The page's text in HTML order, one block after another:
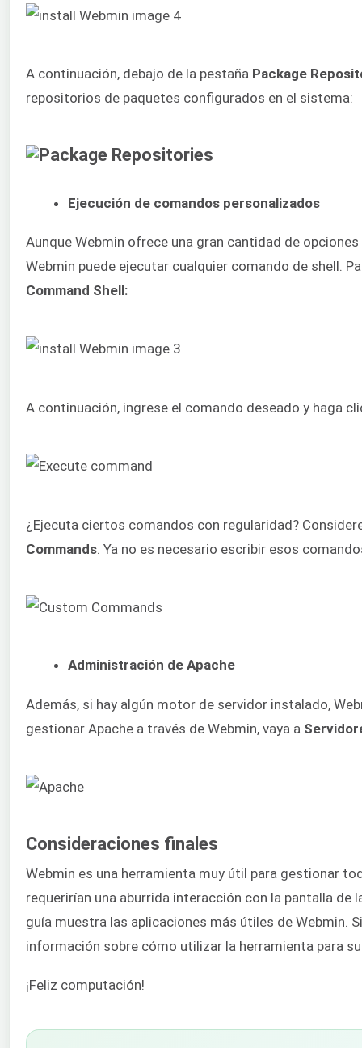
A continuación, debajo de la pestaña Package
repositorios de paquetes configurados en el sistema:
Ejecución de comandos personalizados
Aunque Webmin ofrece una gran cantidad de
Webmin puede ejecutar cualquier comando de shell.
Command Shell:
A continuación, ingrese el comando deseado y haga
¿Ejecuta ciertos comandos con regularidad?
Commands . Ya no es necesario escribir esos
Administración de Apache
Además, si hay algún motor de servidor instalado,
gestionar Apache a través de Webmin, vaya a
Consideraciones finales
Webmin es una herramienta muy útil para gestionar
requerirían una aburrida interacción con la pantalla
guía muestra las aplicaciones más útiles de Webmin.
información sobre cómo utilizar la herramienta para
¡Feliz computación!